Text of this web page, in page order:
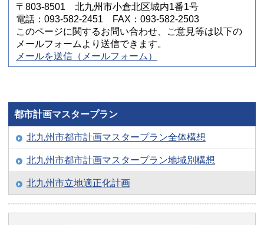
〒803-8501 北九州市小倉北区城内1番1号
電話：093-582-2451 FAX：093-582-2503
このページに関するお問い合わせ、ご意見等は以下の
メールフォームより送信できます。
メールを送信（メールフォーム）
都市計画マスタープラン
北九州市都市計画マスタープラン全体構想
北九州市都市計画マスタープラン地域別構想
北九州市立地適正化計画